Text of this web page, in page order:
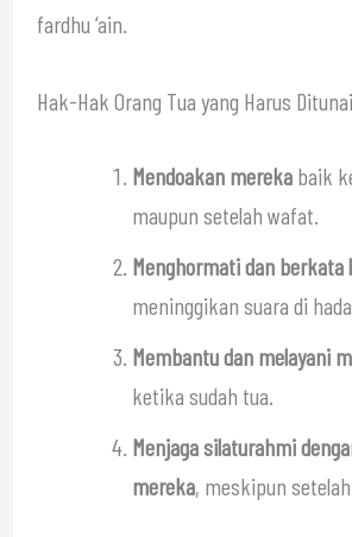
fardhu ‘ain.
Hak-Hak Orang Tua yang Harus
Mendoakan merekabaik
maupun setelah wafat.
Menghormati dan berkata
meninggikan suara di
Membantu dan melayani
ketika sudah tua.
Menjaga silaturahmi
mereka, meskipun